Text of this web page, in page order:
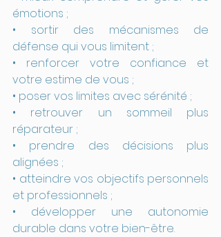
émotions ;
• sortir des mécanismes de
défense qui vous limitent ;
• renforcer votre confiance et
votre estime de vous ;
• poser vos limites avec sérénité ;
• retrouver un sommeil plus
réparateur ;
• prendre des décisions plus
alignées ;
• atteindre vos objectifs personnels
et professionnels ;
• développer une autonomie
durable dans votre bien-être.